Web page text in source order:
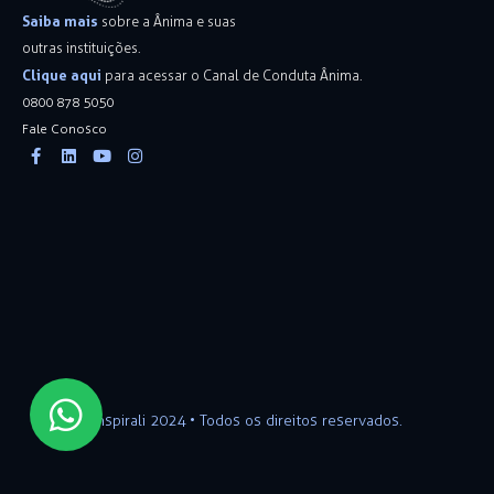
Saiba mais sobre a Ânima e suas
outras instituições.
Clique aqui para acessar o Canal de Conduta Ânima.
0800 878 5050
Fale Conosco
Facebook-
f
Linkedin
YoutubeInstagram
Inspirali 2024 • Todos os direitos reservados.